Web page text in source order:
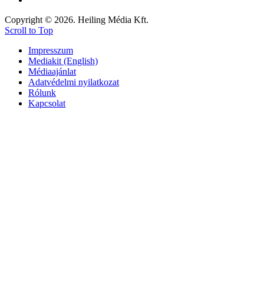
Copyright © 2026. Heiling Média Kft.
Scroll to Top
Impresszum
Mediakit (English)
Médiaajánlat
Adatvédelmi nyilatkozat
Rólunk
Kapcsolat